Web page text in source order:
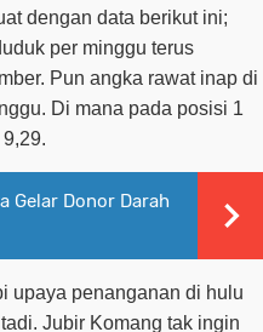
dengan data berikut ini;
per minggu terus
Pun angka rawat inap di
Di mana pada posisi 1
Gelar Donor Darah
upaya penanganan di hulu
Jubir Komang tak ingin